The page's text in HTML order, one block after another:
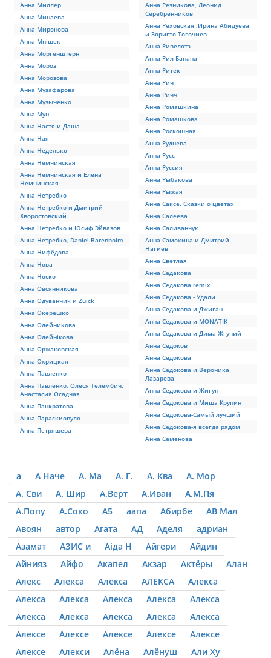
Анна Миллер
Анна Минаева
Анна Миронова
Анна Мнішек
Анна Моргенштерн
Анна Мороз
Анна Морозова
Анна Музафарова
Анна Музыченко
Анна Мун
Анна Настя и Даша
Анна Ная
Анна Неделько
Анна Немчинская
Анна Немчинская и Елена
Немчинская
Анна Нетребко
Анна Нетребко и Дмитрий
Хворостовский
Анна Нетребко и Юсиф Эйвазов
Анна Нетребко, Daniel Barenboim
Анна Нифёдова
Анна Нова
Анна Носко
Анна Овсянникова
Анна Одуванчик и Zuick
Анна Окерешко
Анна Олейникова
Анна Олейнікова
Анна Оржаковская
Анна Охрицкая
Анна Павленко
Анна Павленко, Олеся Телембич,
Анастасия Осадчая
Анна Панкратова
Анна Параскиопуло
Анна Петряшева
Анна Резникова, Леонид
Серебренников
Анна Реховская ,Ирина Абидуева
и Зоригто Тогочиев
Анна Ривелотэ
Анна Рил Банана
Анна Ритек
Анна Рич
Анна Ричч
Анна Ромашкина
Анна Ромашкова
Анна Роскошная
Анна Руднева
Анна Русс
Анна Руссия
Анна Рыбакова
Анна Рыжая
Анна Саксе. Сказки о цветах
Анна Салеева
Анна Саливанчук
Анна Самохина и Дмитрий
Нагиев
Анна Светлая
Анна Седакова
Анна Седакова remix
Анна Седакова - Удали
Анна Седакова и Джиган
Анна Седакова и MONATIK
Анна Седакова и Дима Жгучий
Анна Седоков
Анна Седокова
Анна Седокова и Вероника
Лазарева
Анна Седокова и Жигун
Анна Седокова и Миша Крупин
Анна Седокова-Самый лучший
Анна Седокова-я всегда рядом
Анна Семёнова
а А Наче А. Ма А. Г. А. Ква
А. Мор
А. Сви
А. Шир А.Верт А.Иван
А.М.Пя
А.Попу
А.Соко А5 аапа Абирбе
АВ Мал
Авоян
автор Агата АД Аделя
адриан
Азамат
АЗИС и Аіда Н Айгери
Айдин
Айнияз
Айфо Акапел Акзар Актёры
Алан
Алекс
Алекса Алекса АЛЕКСА
Алекса
Алекса
Алекса Алекса Алекса
Алекса
Алекса
Алекса Алекса Алекса
Алекса
Алексе
Алексе Алексе Алексе
Алексе
Алексе
Алекси Алёна Алёнуш
Али Ху